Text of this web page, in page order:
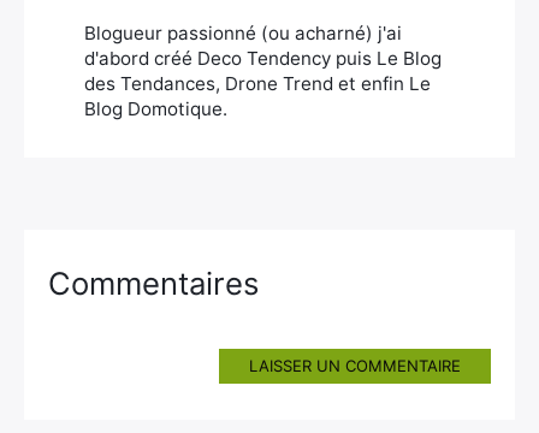
Blogueur passionné (ou acharné) j'ai
d'abord créé Deco Tendency puis Le Blog
des Tendances, Drone Trend et enfin Le
Blog Domotique.
Commentaires
LAISSER UN COMMENTAIRE